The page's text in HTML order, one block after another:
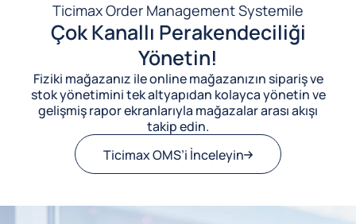
Ticimax Order Management Systemile
Çok Kanallı Perakendeciliği
Yönetin!
Fiziki mağazanız ile online mağazanızın sipariş ve
stok yönetimini tek altyapıdan kolayca yönetin ve
gelişmiş rapor ekranlarıyla mağazalar arası akışı
takip edin.
Ticimax OMS’i İnceleyin